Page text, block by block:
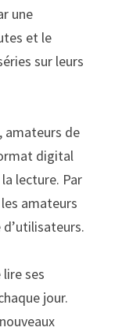
une
et le
sur leurs
amateurs de
digital
lecture. Par
amateurs
ses
jour.